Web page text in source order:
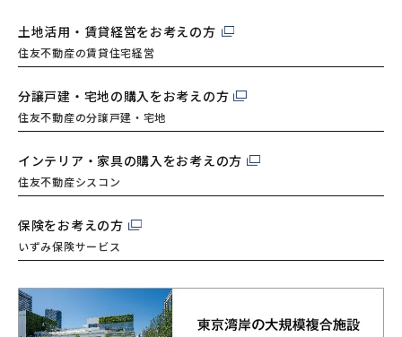
土地活用・賃貸経営をお考えの方
住友不動産の賃貸住宅経営
分譲戸建・宅地の購入をお考えの方
住友不動産の分譲戸建・宅地
インテリア・家具の購入をお考えの方
住友不動産シスコン
保険をお考えの方
いずみ保険サービス